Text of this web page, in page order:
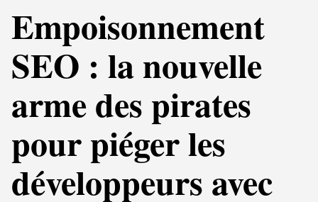
Empoisonnement
SEO : la nouvelle
arme des pirates
pour piéger les
développeurs avec